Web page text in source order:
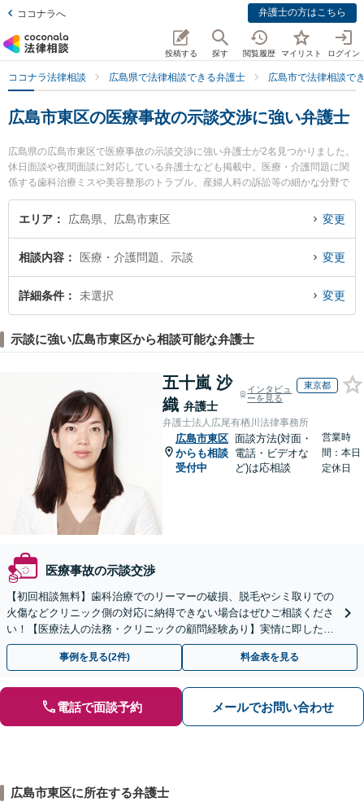
ココナラへ 弁護士の方はこちら
投稿する 探す 閲覧履歴 マイリスト ログイン
ココナラ法律相談 広島県で法律相談できる弁護士 広島市で法律相談で
広島市東区の医療事故の示談交渉に強い弁護士
広島県の広島市東区で医療事故の示談交渉に強い弁護士が2名見つかりました。
休日面談や夜間面談に対応している弁護士なども掲載中。医療・介護問題に関
係する歯科治療ミスや美容整形のトラブル、産婦人科の訴訟等の細かな分野で
の絞り込み検索もでき便利です。特に弁護士法人共創 広島駅前法律事務所の二
井 柳至弁護士や弁護士法人共創 広島駅前法律事務所の下西 祥平弁護士のプロ
たい』『医療事故の示談交渉のトラブル解決の実績豊富な近くの弁護士を検索
したい』『初回相談無料で医療事故の示談交渉を法律相談できる広島市東区内
の弁護士に相談予約したい』などでお困りの相談者さんにおすすめです。
エリア 広島県、広島市東区 変更
相談内容 医療・介護問題、示談 変更
詳細条件 未選択 変更
示談に強い広島市東区から相談可能な弁護士
五十嵐 沙
織 弁護士
インタビュ
ーを見る
東京都
弁護士法人広尾有栖川法律事務所
広島市東区
からも相談
受付中
面談方法(対面・
電話・ビデオな
ど)は応相談
営業時
間：本日
定休日
医療事故の示談交渉
【初回相談無料】歯科治療でのリーマーの破損、脱毛やシミ取りでの
火傷などクリニック側の対応に納得できない場合はぜひご相談くださ
い！【医療法人の法務・クリニックの顧問経験あり】実情に即したア
ドバイスで、納得のできるトラブルの解決を目指します。
事例を見る(2件) 料金表を見る
電話で面談予約 メールでお問い合わせ
広島市東区に所在する弁護士